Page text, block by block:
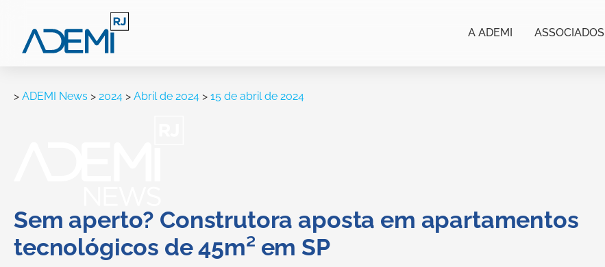
A ADEMI ASSOCIADOS
> ADEMI News > 2024 > Abril de 2024 > 15 de abril de 2024
Sem aperto? Construtora aposta em apartamentos
tecnológicos de 45m² em SP